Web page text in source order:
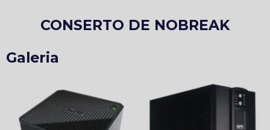
CONSERTO DE NOBREAK
Galeria